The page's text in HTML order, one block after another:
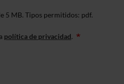
5 MB. Tipos permitidos: pdf.
política de privacidad. *